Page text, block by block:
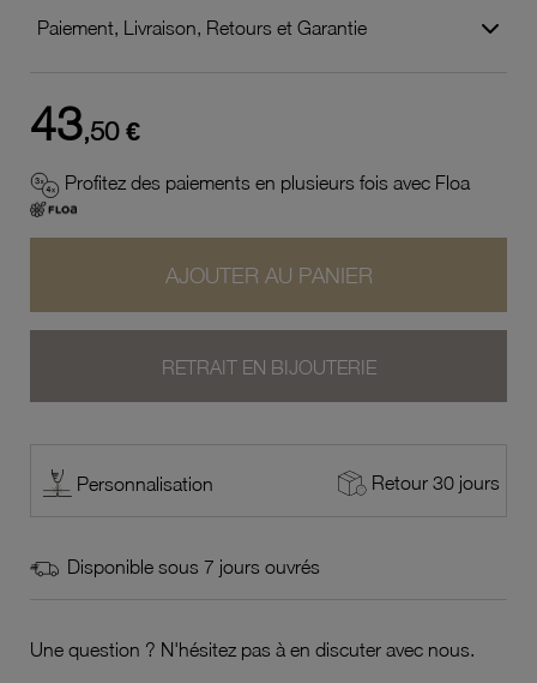
Paiement, Livraison, Retours et Garantie
43,50 €
Profitez des paiements en plusieurs fois avec Floa
AJOUTER AU PANIER
RETRAIT EN BIJOUTERIE
Personnalisation Retour 30 jours
Disponible sous 7 jours ouvrés
Une question ? N'hésitez pas à en discuter avec nous.